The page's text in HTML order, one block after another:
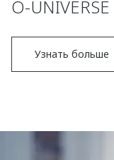
O-UNIVERSE
Узнать больше